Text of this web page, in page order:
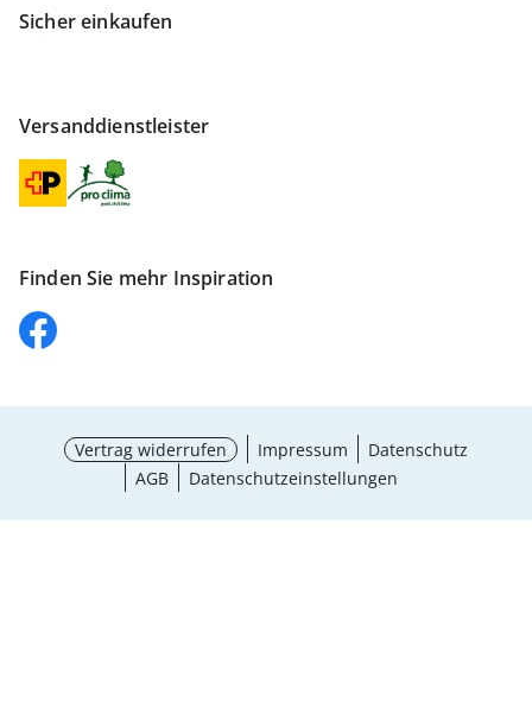
Sicher einkaufen
Versanddienstleister
Finden Sie mehr Inspiration
Vertrag widerrufen Impressum
Datenschutz
AGB
Datenschutzeinstellungen